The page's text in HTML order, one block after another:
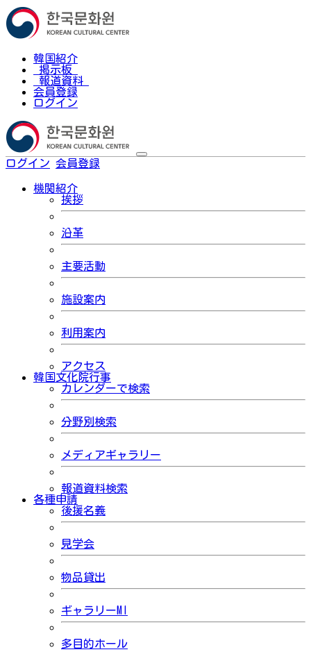
韓国紹介
掲示板
報道資料
会員登録
ログイン
ログイン 会員登録
機関紹介
挨拶
沿革
主要活動
施設案内
利用案内
アクセス
韓国文化院行事
カレンダーで検索
分野別検索
メディアギャラリー
報道資料検索
各種申請
後援名義
見学会
物品貸出
ギャラリーMI
多目的ホール